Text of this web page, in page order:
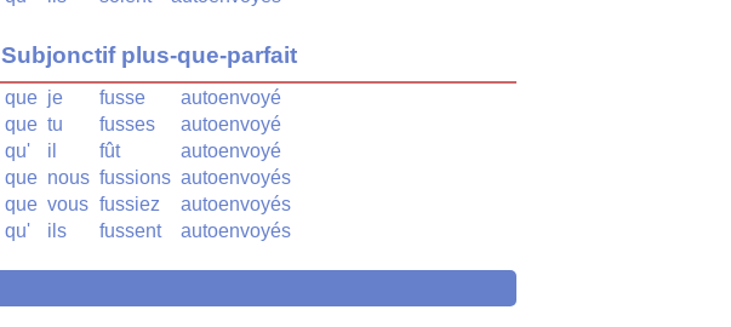
Subjonctif plus-que-parfait
que je fusse
autoenvoyé
que tu fusses
autoenvoyé
qu'
il fût
autoenvoyé
que nous fussions autoenvoyés
que vous fussiez
autoenvoyés
qu'
ils fussent autoenvoyés